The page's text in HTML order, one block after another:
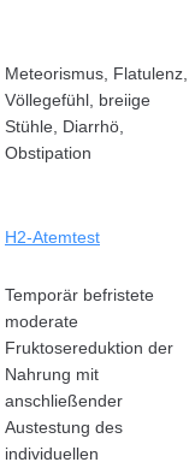
Meteorismus, Flatulenz,
Völlegefühl, breiige
Stühle, Diarrhö,
Obstipation
H2-Atemtest
Temporär befristete
moderate
Fruktosereduktion der
Nahrung mit
anschließender
Austestung des
individuellen